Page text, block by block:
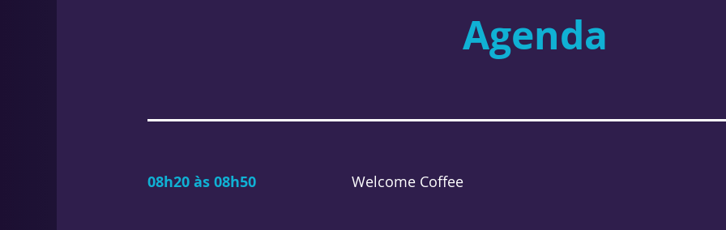
Agenda
08h20 às 08h50 Welcome Coffee